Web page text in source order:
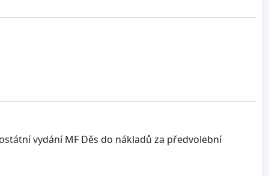
vydání MF Děs do nákladů za předvolební